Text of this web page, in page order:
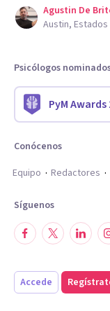
Agustin De
Austin,
Psicólogos
PyM Awards
Conócenos
Equipo
Redactores
Síguenos
Accede